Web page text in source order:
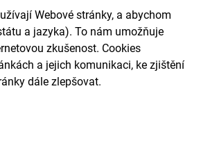
Webové stránky, a abychom
a jazyka). To nám umožňuje
zkušenost. Cookies
a jejich komunikaci, ke zjištění
dále zlepšovat.